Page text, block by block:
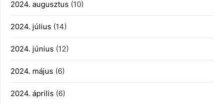
2024. augusztus (10)
2024. július (14)
2024. június (12)
2024. május (6)
2024. április (6)